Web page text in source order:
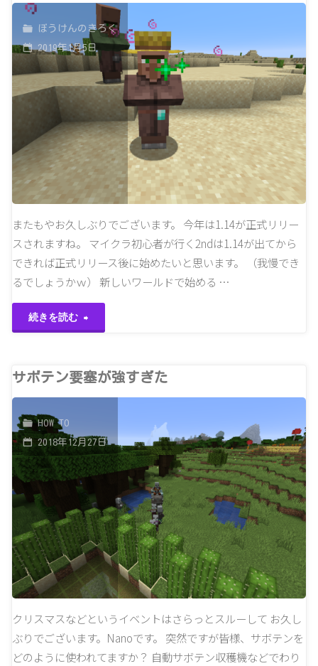
ア
が
優
過
ぎ
る"
HarvestCraft
や
っ
る"
ぼうけんのきろく
2019年1月5日
またもやお久しぶりでございます。 今年は1.14が正式リリー
スされますね。 マイクラ初心者が行く2ndは1.14が出てから
できれば正式リリース後に始めたいと思います。 （我慢でき
るでしょうかｗ） 新しいワールドで始める …
続きを読む
ナ
プ
シ
ョ
ッ
ト
18w50a
お
正
サボテン要塞が強すぎた
HOW TO
2018年12月27日
クリスマスなどというイベントはさらっとスルーして お久し
ぶりでございます。Nanoです。 突然ですが皆様、サボテンを
どのように使われてますか？ 自動サボテン収穫機などでわり